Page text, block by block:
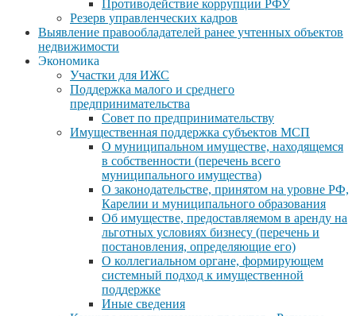
Противодействие коррупции РФУ
Резерв управленческих кадров
Выявление правообладателей ранее учтенных объектов
недвижимости
Экономика
Участки для ИЖС
Поддержка малого и среднего
предпринимательства
Совет по предпринимательству
Имущественная поддержка субъектов МСП
О муниципальном имуществе, находящемся
в собственности (перечень всего
муниципального имущества)
О законодательстве, принятом на уровне РФ,
Карелии и муниципального образования
Об имуществе, предоставляемом в аренду на
льготных условиях бизнесу (перечень и
постановления, определяющие его)
О коллегиальном органе, формирующем
системный подход к имущественной
поддержке
Иные сведения